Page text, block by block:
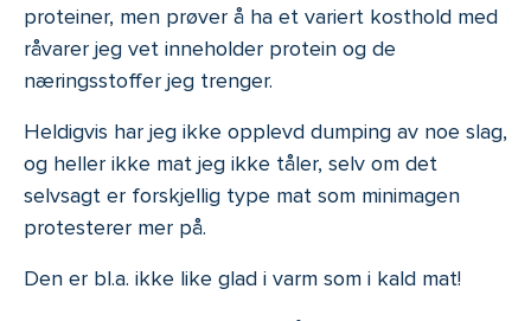
proteiner, men prøver å ha et variert kosthold med
råvarer jeg vet inneholder protein og de
næringsstoffer jeg trenger.
Heldigvis har jeg ikke opplevd dumping av noe slag,
og heller ikke mat jeg ikke tåler, selv om det
selvsagt er forskjellig type mat som minimagen
protesterer mer på.
Den er bl.a. ikke like glad i varm som i kald mat!